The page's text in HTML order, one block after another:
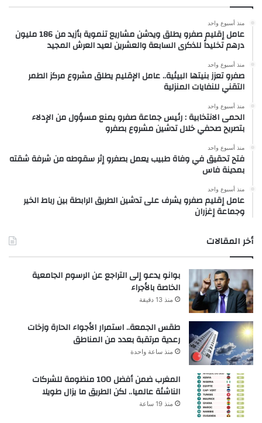
منذ أسبوع واحد
عامل إقليم صفرو يطلق ويدشن مشاريع تنموية بأزيد من 186 مليون
درهم تخليداً للذكرى السابعة والعشرين لعيد العرش المجيد
منذ أسبوع واحد
صفرو تعزز بنيتها البيئية.. عامل الإقليم يطلق مشروع مركز الطمر
التقني للنفايات المنزلية
منذ أسبوع واحد
الحمى الانتخابية : رئيس جماعة صفرو يمنع مسؤول من الإدلاء
بتصريح صحفي خلال تدشين مشروع بصفرو
منذ أسبوع واحد
فتح تحقيق في وفاة طبيب يعمل بصفرو إثر سقوطه من شرفة شقته
بمدينة فاس
منذ أسبوع واحد
عامل إقليم صفرو يشرف على تدشين الطريق الرابطة بين رباط الخير
وجماعة إغزران
أخر المقالات
بوانو يدعو إلى التراجع عن الرسوم الجامعية
الخاصة بالأجراء
منذ 13 دقيقة
طقس الجمعة.. استمرار الأجواء الحارة وزخات
رعدية مرتقبة بعدد من المناطق
منذ ساعة واحدة
المغرب ضمن أفضل 100 منظومة للشركات
الناشئة عالميا.. لكن الطريق ما يزال طويلا
منذ 19 ساعة